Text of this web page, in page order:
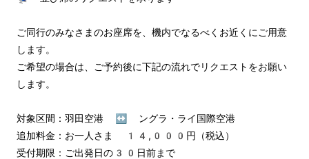
ご同行のみなさまのお座席を、機内でなるべくお近くにご用意
します。
ご希望の場合は、ご予約後に下記の流れでリクエストをお願い
します。
対象区間：羽田空港 ↔︎ ングラ・ライ国際空港
追加料金：お一人さま 14,000円（税込）
受付期限：ご出発日の30日前まで